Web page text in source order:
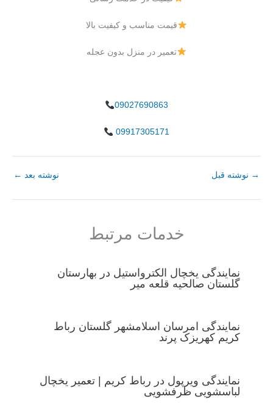
قیمت مناسب و کیفیت بالا
تعمیر در منزل بدون عجله
09027690863
09917305171
→ نوشته قبل نوشته بعد ←
خدمات مرتبط
نمایندگی یخچال الکترواستیل در بهارستان
گلستان صالحیه قلعه میر
نمایندگی امرسان اسلامشهر گلستان رباط
کریم کهریزک پرند
نمایندگی ویرپول در رباط کریم | تعمیر یخچال
لباسشویی ظرفشویی